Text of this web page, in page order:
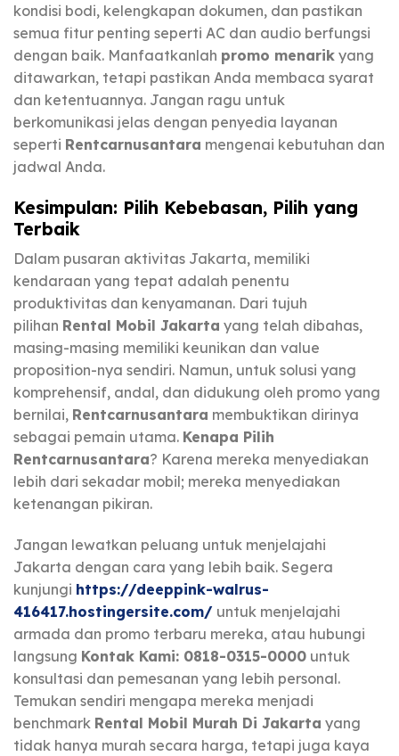
kondisi bodi, kelengkapan dokumen, dan pastikan
semua fitur penting seperti AC dan audio berfungsi
dengan baik. Manfaatkanlah promo menarik yang
ditawarkan, tetapi pastikan Anda membaca syarat
dan ketentuannya. Jangan ragu untuk
berkomunikasi jelas dengan penyedia layanan
seperti Rentcarnusantara mengenai kebutuhan dan
jadwal Anda.
Kesimpulan: Pilih Kebebasan, Pilih yang
Terbaik
Dalam pusaran aktivitas Jakarta, memiliki
kendaraan yang tepat adalah penentu
produktivitas dan kenyamanan. Dari tujuh
pilihan Rental Mobil Jakarta yang telah dibahas,
masing-masing memiliki keunikan dan value
proposition-nya sendiri. Namun, untuk solusi yang
komprehensif, andal, dan didukung oleh promo yang
bernilai, Rentcarnusantara membuktikan dirinya
sebagai pemain utama. Kenapa Pilih
Rentcarnusantara? Karena mereka menyediakan
lebih dari sekadar mobil; mereka menyediakan
ketenangan pikiran.
Jangan lewatkan peluang untuk menjelajahi
Jakarta dengan cara yang lebih baik. Segera
kunjungi https://deeppink-walrus-
416417.hostingersite.com/ untuk menjelajahi
armada dan promo terbaru mereka, atau hubungi
langsung Kontak Kami: 0818-0315-0000 untuk
konsultasi dan pemesanan yang lebih personal.
Temukan sendiri mengapa mereka menjadi
benchmark Rental Mobil Murah Di Jakarta yang
tidak hanya murah secara harga, tetapi juga kaya